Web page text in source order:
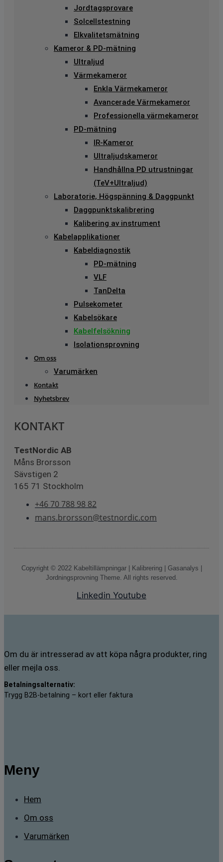
Jordtagsprovare
Solcellstestning
Elkvalitetsmätning
Kameror & PD-mätning
Ultraljud
Värmekameror
Enkla Värmekameror
Avancerade Värmekameror
Professionella värmekameror
PD-mätning
IR-Kameror
Ultraljudskameror
Handhållna PD utrustningar
(TeV+Ultraljud)
Laboratorie, Högspänning & Daggpunkt
Daggpunktskalibrering
Kalibering av instrument
Kabelapplikationer
Kabeldiagnostik
PD-mätning
VLF
TanDelta
Pulsekometer
Kabelsökare
Kabelfelsökning
Isolationsprovning
Om oss
Varumärken
Kontakt
Nyhetsbrev
KONTAKT
TestNordic AB
Måns Brorsson
Sävstigen 2
165 71 Stockholm
+46 70 788 98 82
mans.brorsson@testnordic.com
Copyright © 2022 Kabeltillämpningar | Kalibrering | Gasanalys |
Jordningsprovning Theme. All rights reserved.
Linkedin Youtube
Om du är intresserad av att köpa några produkter, ring
eller mejla oss.
Betalningsalternativ:
Trygg B2B-betalning – kort eller faktura
Meny
Hem
Om oss
Varumärken